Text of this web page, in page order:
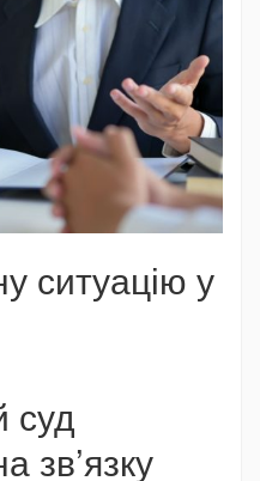
ситуацію у
суд
зв’язку